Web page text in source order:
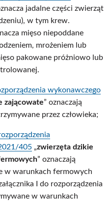
jadalne części zwierząt
w tym krew.
mięso niepoddane
mrożeniem lub
pakowane próżniowo lub
wykonawczego
zającowate” oznaczają
przez człowieka;
405 „zwierzęta dzikie
” oznaczają
w warunkach fermowych
I do rozporządzenia
w warunkach